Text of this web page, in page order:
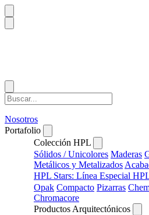
Nosotros
Portafolio
Colección HPL
Sólidos / Unicolores Maderas
Metálicos y Metalizados
HPL Stars: Línea Especial
Opak Compacto Pizarras
Chromacore
Productos Arquitectónicos